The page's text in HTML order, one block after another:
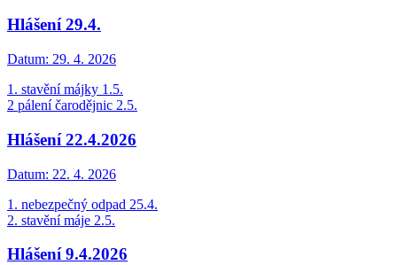
Hlášení 29.4.
Datum: 29. 4. 2026
1. stavění májky 1.5.
2 pálení čarodějnic 2.5.
Hlášení 22.4.2026
Datum: 22. 4. 2026
1. nebezpečný odpad 25.4.
2. stavění máje 2.5.
Hlášení 9.4.2026